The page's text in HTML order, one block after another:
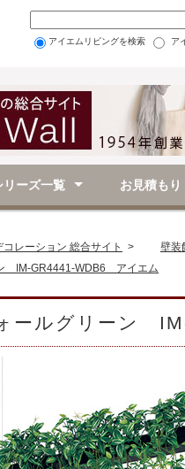
アイエムリビングを検索 ア
リーズ一覧 お見積もり
レーション 総合サイト > 壁装
IM-GR4441-WDB6 アイエム
ールグリーン